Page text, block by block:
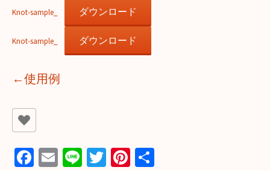
Knot-sample_ ダウンロード
Knot-sample_ ダウンロード
←使用例
Fa E
Li T
Pi